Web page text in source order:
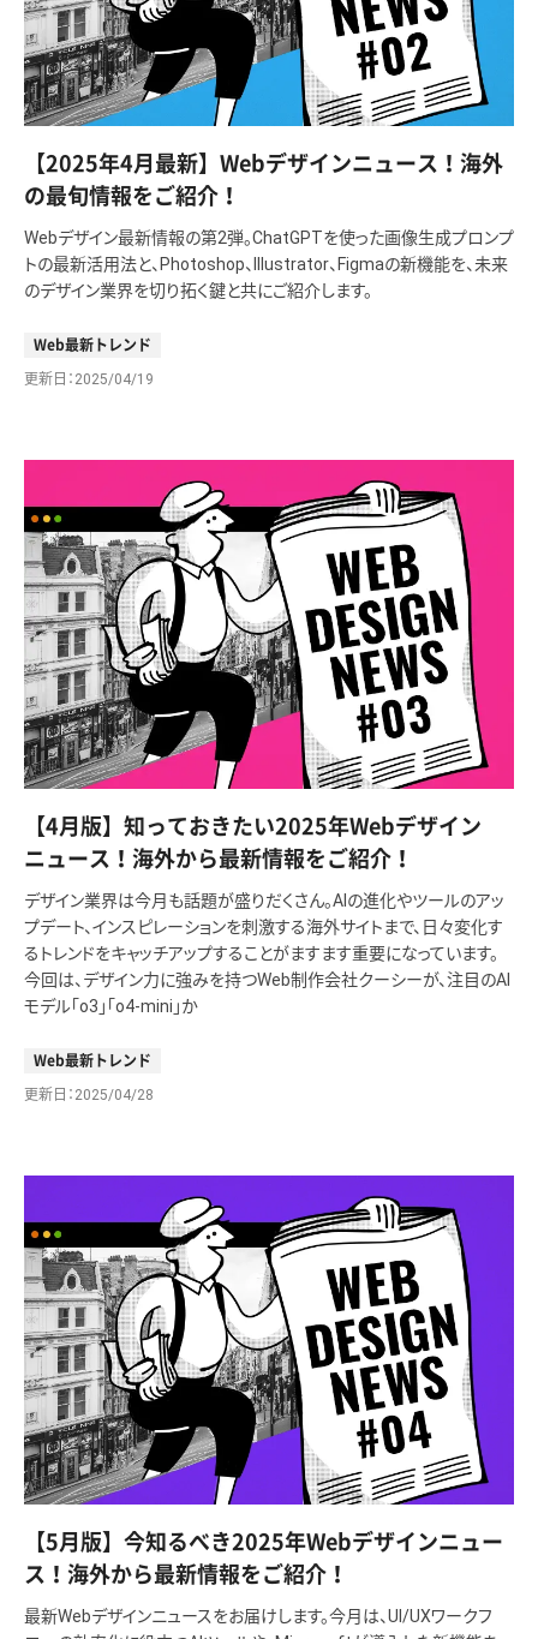
【2025年4月最新】Webデザインニュース！海外
の最旬情報をご紹介！
Webデザイン最新情報の第2弾。ChatGPTを使った画像生成プロンプ
トの最新活用法と、Photoshop、Illustrator、Figmaの新機能を、未来
のデザイン業界を切り拓く鍵と共にご紹介します。
Web最新トレンド
更新日 2025/04/19
【4月版】知っておきたい2025年Webデザイン
ニュース！海外から最新情報をご紹介！
デザイン業界は今月も話題が盛りだくさん。AIの進化やツールのアッ
プデート、インスピレーションを刺激する海外サイトまで、日々変化す
るトレンドをキャッチアップすることがますます重要になっています。
今回は、デザイン力に強みを持つWeb制作会社クーシーが、注目のAI
モデル「o3」「o4-mini」か
Web最新トレンド
更新日 2025/04/28
【5月版】今知るべき2025年Webデザインニュー
ス！海外から最新情報をご紹介！
最新Webデザインニュースをお届けします。今月は、UI/UXワークフ